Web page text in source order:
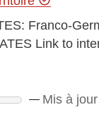
Franco-
Link to
Mis à